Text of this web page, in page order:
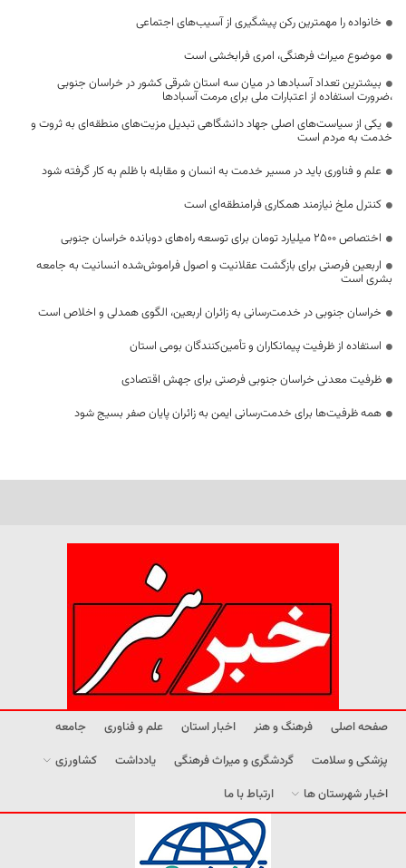
خانواده را مهمترین رکن پیشگیری از آسیب‌های اجتماعی
موضوع میراث فرهنگی، امری فرابخشی است
بیشترین تعداد آسبادها در میان سه استان شرقی کشور در خراسان جنوبی
،ضرورت استفاده از اعتبارات ملی برای مرمت آسبادها
یکی از سیاست‌های اصلی جهاد دانشگاهی تبدیل مزیت‌های منطقه‌ای به ثروت و
خدمت به مردم است
علم و فناوری باید در مسیر خدمت به انسان و مقابله با ظلم به کار گرفته شود
کنترل ملخ نیازمند همکاری فرامنطقه‌ای است
اختصاص 2500 میلیارد تومان برای توسعه راه‌های دوبانده خراسان جنوبی
اربعین فرصتی برای بازگشت عقلانیت و اصول فراموش‌شده انسانیت به جامعه
بشری است
خراسان جنوبی در خدمت‌رسانی به زائران اربعین، الگوی همدلی و اخلاص است
استفاده از ظرفیت پیمانکاران و تأمین‌کنندگان بومی استان
ظرفیت معدنی خراسان جنوبی فرصتی برای جهش اقتصادی
همه ظرفیت‌ها برای خدمت‌رسانی ایمن به زائران پایان صفر بسیج شود
صفحه اصلی فرهنگ و هنر اخبار استان علم و فناوری
جامعه
پزشکی و سلامت
گردشگری و میراث فرهنگی یادداشت
کشاورزی
اخبار شهرستان ها
ارتباط با ما